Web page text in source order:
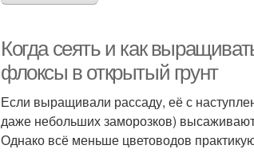
Когда сеять и как
флоксы в открытый грунт
Если выращивали рассаду, её с
даже небольших заморозков)
Однако всё меньше цветоводов